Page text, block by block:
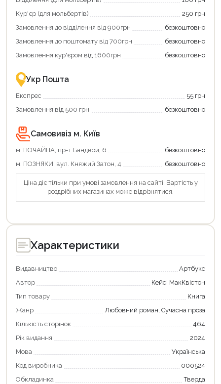
та
отримати
переваги!
картою
єКнига
–
зручно
та
та
отримуйте
повернення
Економте
більше
разом
державною
підтримкою!
Кур'єр (для мольбертів)
250 грн
Замовлення до відділення від 900грн
безкоштовно
Замовлення до поштомату від 700грн
безкоштовно
Замовлення кур'єром від 1600грн
безкоштовно
Укр Пошта
Експрес
55 грн
Замовлення від 500 грн
безкоштовно
Самовивіз м. Київ
м. ПОЧАЙНА, пр-т Бандери, 6
безкоштовно
м. ПОЗНЯКИ, вул. Княжий Затон, 4
безкоштовно
Ціна діє тільки при умові замовлення на сайті. Вартість у
роздрібних магазинах може відрізнятися.
Характеристики
Видавництво
Артбукс
Автор
Кейсі МакКвістон
Тип товару
Книга
Жанр
Любовний роман, Сучасна проза
Кількість сторінок
464
Рік видання
2024
Мова
Українська
Код виробника
000524
Обкладинка
Тверда